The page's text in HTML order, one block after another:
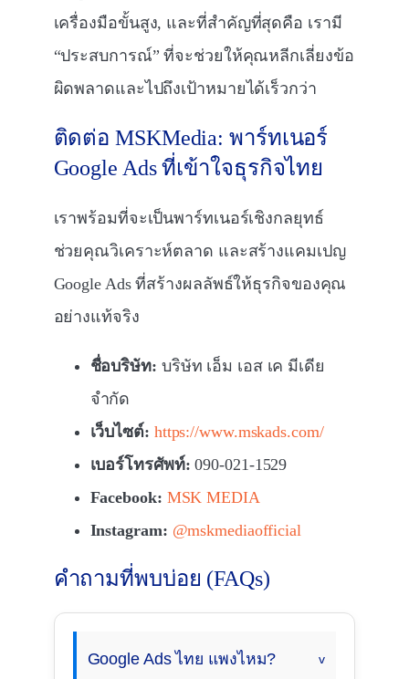
เครื่องมือขั้นสูง, และที่สำคัญที่สุดคือ เรามี
“ประสบการณ์” ที่จะช่วยให้คุณหลีกเลี่ยงข้อ
ผิดพลาดและไปถึงเป้าหมายได้เร็วกว่า
ติดต่อ MSKMedia: พาร์ทเนอร์
Google Ads ที่เข้าใจธุรกิจไทย
เราพร้อมที่จะเป็นพาร์ทเนอร์เชิงกลยุทธ์
ช่วยคุณวิเคราะห์ตลาด และสร้างแคมเปญ
Google Ads ที่สร้างผลลัพธ์ให้ธุรกิจของคุณ
อย่างแท้จริง
ชื่อบริษัท: บริษัท เอ็ม เอส เค มีเดีย
จำกัด
เว็บไซต์: https://www.mskads.com/
เบอร์โทรศัพท์: 090-021-1529
Facebook: MSK MEDIA
Instagram: @mskmediaofficial
คำถามที่พบบ่อย (FAQs)
Google Ads ไทย แพงไหม?